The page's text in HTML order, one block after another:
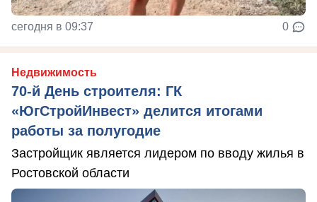
сегодня в 09:37 0
Недвижимость
70-й День строителя: ГК
«ЮгСтройИнвест» делится итогами
работы за полугодие
Застройщик является лидером по вводу жилья в
Ростовской области